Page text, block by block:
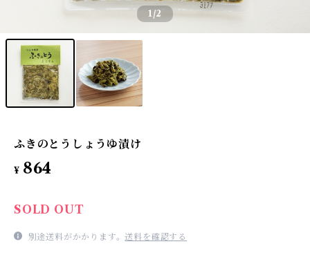
1/2
ふきのとうしょうゆ漬け
¥ 864
SOLD OUT
別途送料がかかります。送料を確認する